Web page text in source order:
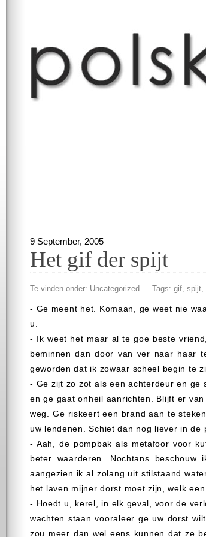
9 September, 2005
Het gif der spijt
Te vinden onder: Uncategorized — Tags: gif spijt
- Ge meent het. Komaan, ge weet nie
u.
- Ik weet het maar al te goe beste
beminnen dan door van ver naar haar
geworden dat ik zowaar scheel begin te
- Ge zijt zo zot als een achterdeur en ge
en ge gaat onheil aanrichten. Blijft er
weg. Ge riskeert een brand aan te
uw lendenen. Schiet dan nog liever in de
- Aah, de pompbak als metafoor voor
beter waarderen. Nochtans
aangezien ik al zolang uit stilstaand
het laven mijner dorst moet zijn, welk
- Hoedt u, kerel, in elk geval, voor de
wachten staan vooraleer ge uw dorst
zou meer dan wel eens kunnen dat ze